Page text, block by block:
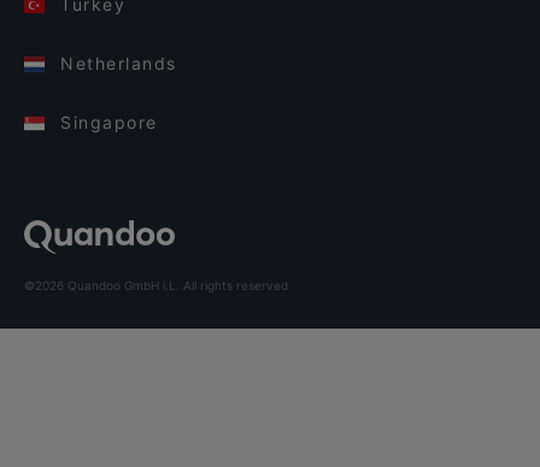
Turkey
Netherlands
Singapore
©2026 Quandoo GmbH i.L. All rights reserved